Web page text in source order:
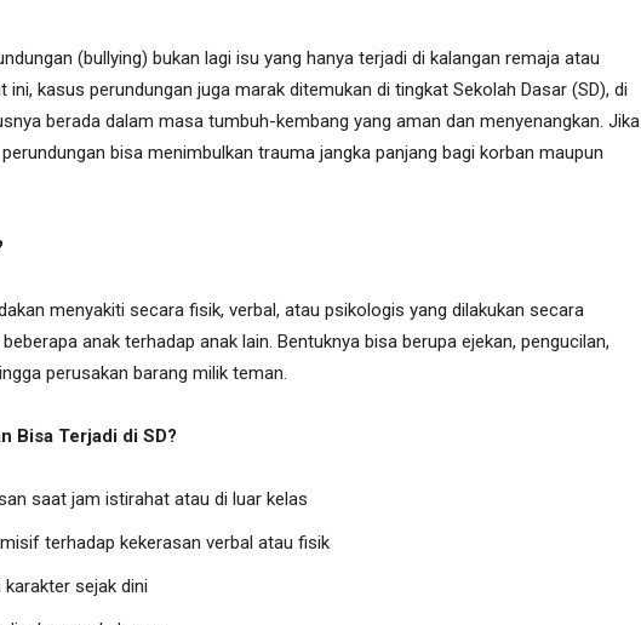
(bullying) bukan lagi isu yang hanya terjadi di kalangan remaja atau
ini, kasus perundungan juga marak ditemukan di tingkat Sekolah Dasar (SD), di
berada dalam masa tumbuh-kembang yang aman dan menyenangkan. Jika
bisa menimbulkan trauma jangka panjang bagi korban maupun
menyakiti secara fisik, verbal, atau psikologis yang dilakukan secara
anak terhadap anak lain. Bentuknya bisa berupa ejekan, pengucilan,
perusakan barang milik teman.
Bisa Terjadi di SD?
saat jam istirahat atau di luar kelas
terhadap kekerasan verbal atau fisik
sejak dini